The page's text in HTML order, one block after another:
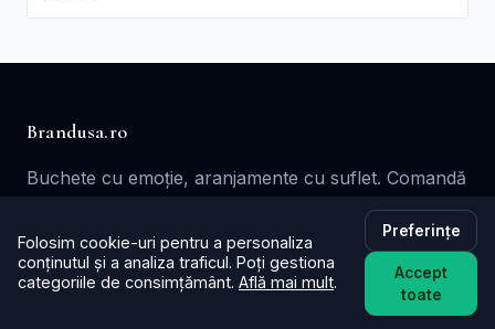
Brandusa.ro
Buchete cu emoție, aranjamente cu suflet. Comandă
online flori cu livrare în aceeași zi în toată țara.
📞+40753621077
✉️ contact@brandusa.ro
Folosim cookie-uri pentru a personaliza
conținutul și a analiza traficul. Poți gestiona
categoriile de consimțământ. Află mai mult.
Preferințe
Accept
toate